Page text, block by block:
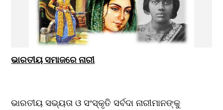
ଭାରତୀୟ ସମାଜରେ ନାରୀ
ଭାରତୀୟ ସଭ୍ୟତା ଓ ସଂସ୍କୃତି ସର୍ବଦା ନାରୀମାନଙ୍କୁ